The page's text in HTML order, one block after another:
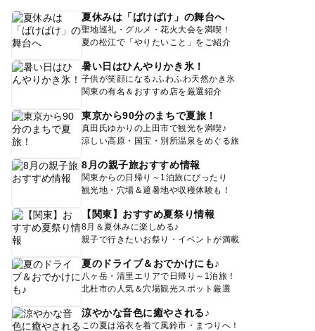
夏休みは「ばけばけ」の舞台へ
聖地巡礼・グルメ・花火大会を満喫！
夏の松江で「やりたいこと」をご紹介
暑い日はひんやりかき氷！
子供が笑顔になる♪ふわふわ天然かき氷
関東の有名＆おすすめ店を厳選紹介
東京から90分のまちで夏旅！
真田氏ゆかりの上田市で観光を満喫♪
涼しい高原・国宝・別所温泉をめぐる旅
8月の親子旅おすすめ情報
関東からの日帰り～1泊旅にぴったり
観光地・穴場＆避暑地や収穫体験も！
【関東】おすすめ夏祭り情報
8月＆夏休みに楽しめる♪
親子で行きたいお祭り・イベントが満載
夏のドライブ＆おでかけにも♪
八ヶ岳・清里エリアで日帰り～1泊旅！
北杜市の人気＆穴場観光スポット厳選
涼やかな音色に癒やされる♪
この夏は浴衣を着て風鈴市・まつりへ！